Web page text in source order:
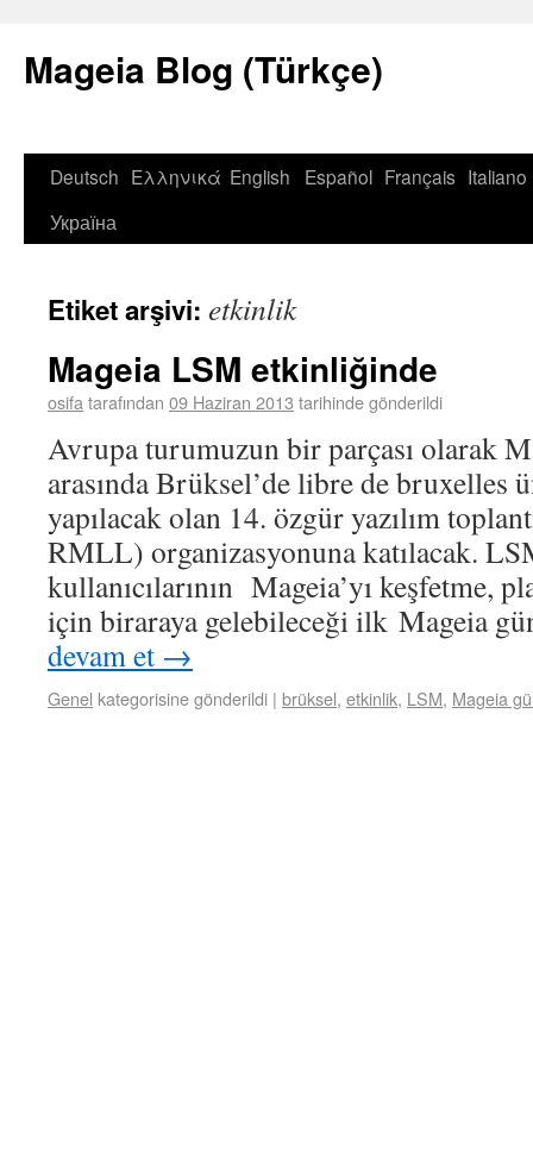
Mageia Blog (Türkçe)
Deutsch Ελληνικά English Español Français Italiano
Україна
Etiket arşivi: etkinlik
Mageia LSM etkinliğinde
osifa tarafından 09 Haziran 2013 tarihinde gönderildi
Avrupa turumuzun bir parçası olarak
arasında Brüksel’de libre de bruxelles
yapılacak olan 14. özgür yazılım
RMLL) organizasyonuna katılacak.
kullanıcılarının Mageia’yı keşfetme,
için biraraya gelebileceği ilk Mageia
devam et →
Genel kategorisine gönderildi | brüksel, etkinlik, LSM, Mageia